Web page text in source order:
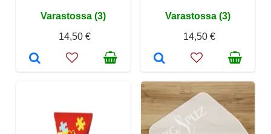
Varastossa (3)
14,50 €
Varastossa (3)
14,50 €